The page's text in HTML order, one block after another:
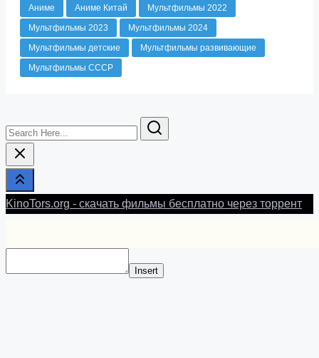
Аниме Аниме Китай
Мультфильмы 2022
Мультфильмы 2023
Мультфильмы 2024
Мультфильмы детские
Мультфильмы развивающие
Мультфильмы СССР
Search
Here...
KinoTors.org - скачать фильмы бесплатно через торрент
Insert